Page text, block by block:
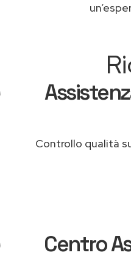
Controllo qualità
Centro